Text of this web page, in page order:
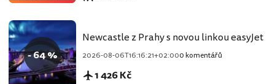
- 64 %
Newcastle z Prahy s novou linkou easyJet
2026-08-06T16:16:21+02:000 komentářů
1 426 Kč